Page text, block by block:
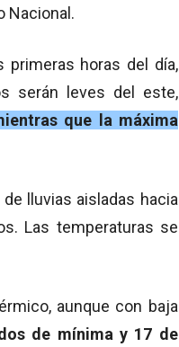
Nacional.
primeras horas del día,
serán leves del este,
que la máxima
lluvias aisladas hacia
Las temperaturas se
aunque con baja
de mínima y 17 de